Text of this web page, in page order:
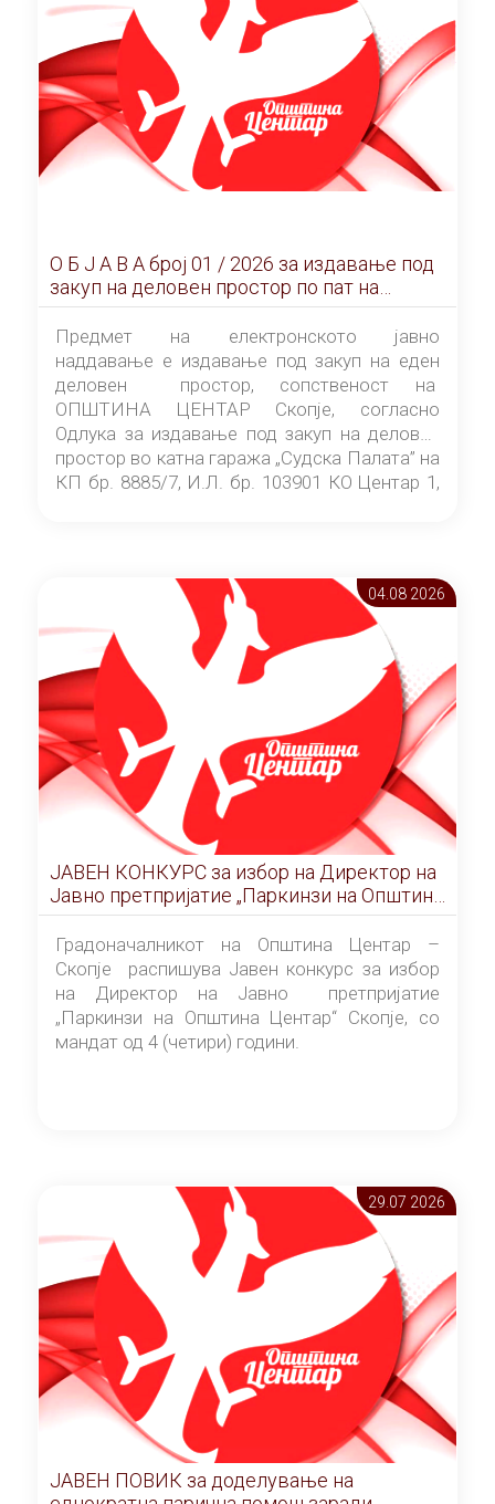
О Б Ј А В А брoj 01 / 2026 за издавање под
закуп на деловен простор по пат на
ЕЛЕКТРОНСКО ЈАВНО НАДДАВАЊЕ
Предмет на електронското јавно
наддавање е издавање под закуп на еден
деловен простор, сопственост на
ОПШТИНА ЦЕНТАР Скопје, согласно
Одлука за издавање под закуп на деловен
простор во катна гаража „Судска Палата” на
КП бр. 8885/7, И.Л. бр. 103901 КО Центар 1,
Скопје” број 9/2026), за времетраење од 3
(три) години од денот на потпишувањето на
Договорот за закуп со најповолниот
понудувач.
04.08 2026
ЈАВЕН КОНКУРС за избор на Директор на
Јавно претпријатие „Паркинзи на Општина
Центар“ – Скопје
Градоначалникот на Општина Центар –
Скопје распишува Јавен конкурс за избор
на Директор на Јавно претпријатие
„Паркинзи на Општина Центар“ Скопје, со
мандат од 4 (четири) години.
29.07 2026
ЈАВЕН ПОВИК за доделување на